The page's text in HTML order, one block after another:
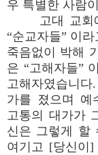
우 특별한 사람
고대 교회
“순교자들” 이라
죽음없이 박해
은 “고해자들”
고해자였습니
가를 졌으며 예
고통의 대가가
신은 그렇게 할
여기고 [당신이]